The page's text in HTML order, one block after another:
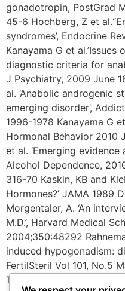
gonadotropin, PostGrad
45-6 Hochberg, Z et
syndromes’, Endocrine
Kanayama G et
diagnostic criteria for
J Psychiatry, 2009 June
al. ‘Anabolic androgenic
emerging disorder’,
1996-1978 Kanayama G
Hormonal Behavior 2010
et al. ‘Emerging evidence
Alcohol Dependence,
316-70 Kaskin, KB and
Hormones?’ JAMA 1989
Morgentaler, A. ‘An
M.D.’, Harvard Medical
2004;350:48292
induced hypogonadism:
FertilSteril Vol 101, No.5
‘Male acquired